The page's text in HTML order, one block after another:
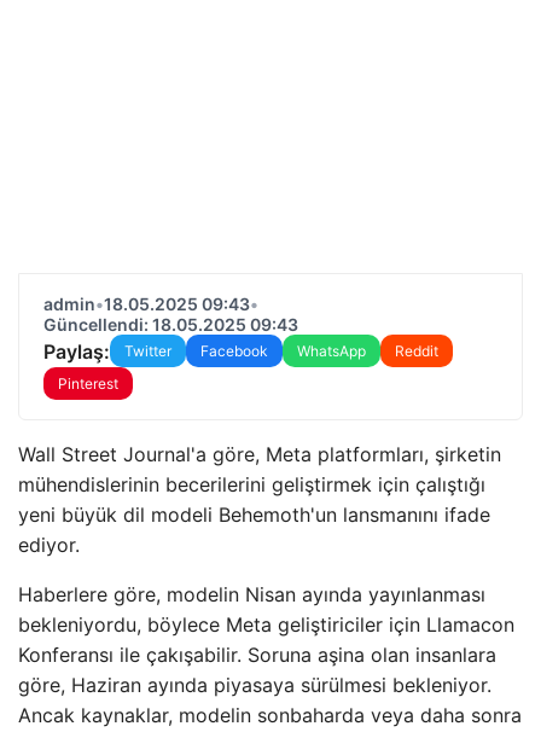
admin•18.05.2025 09:43•
Güncellendi: 18.05.2025 09:43
Paylaş: Twitter Facebook WhatsApp
Reddit
Pinterest
Wall Street Journal'a göre, Meta platformları, şirketin
mühendislerinin becerilerini geliştirmek için çalıştığı
yeni büyük dil modeli Behemoth'un lansmanını ifade
ediyor.
Haberlere göre, modelin Nisan ayında yayınlanması
bekleniyordu, böylece Meta geliştiriciler için Llamacon
Konferansı ile çakışabilir. Soruna aşina olan insanlara
göre, Haziran ayında piyasaya sürülmesi bekleniyor.
Ancak kaynaklar, modelin sonbaharda veya daha sonra